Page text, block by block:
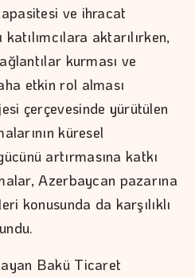
ve ihracat
aktarılırken,
kurması ve
etkin rol alması
çerçevesinde yürütülen
küresel
artırmasına katkı
Azerbaycan pazarına
konusunda da karşılıklı
Bakü Ticaret